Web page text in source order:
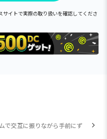
イトで実際の取り扱いを確認してくださ
で交互に振りながら手前にず